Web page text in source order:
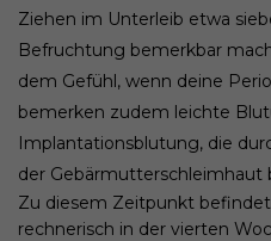
Ziehen im Unterleib etwa
Befruchtung bemerkbar
dem Gefühl, wenn deine
bemerken zudem leichte
Implantationsblutung, die
der Gebärmutterschleimhaut
Zu diesem Zeitpunkt
rechnerisch in der vierten